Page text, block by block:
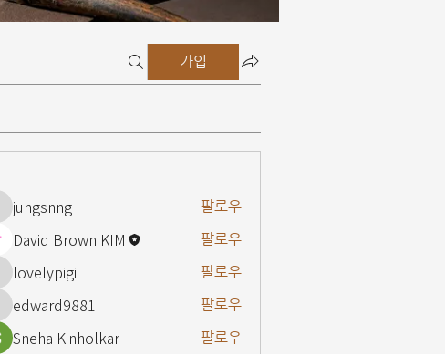
가입
jungsnng
jungsnng 팔로우
David Brown KIM 팔로우
lovelypigi
lovelypigi 팔로우
edward9881
edward9881 팔로우
Sneha Kinholkar
팔로우